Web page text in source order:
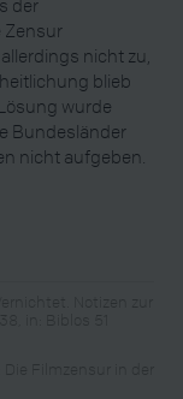
der
Zensur
nicht zu,
blieb
wurde
Bundesländer
nicht aufgeben.